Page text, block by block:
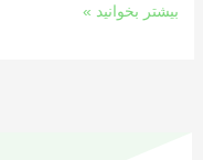
بیشتر بخوانید »